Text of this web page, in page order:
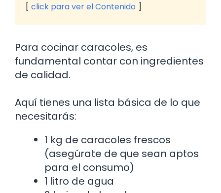
click para ver el Contenido
Para cocinar caracoles, es
fundamental contar con ingredientes
de calidad.
Aquí tienes una lista básica de lo que
necesitarás:
1 kg de caracoles frescos
(asegúrate de que sean aptos
para el consumo)
1 litro de agua